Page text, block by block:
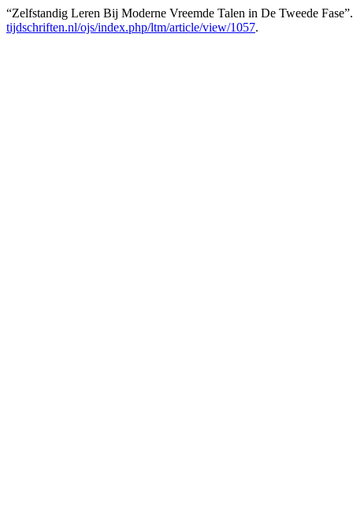
“Zelfstandig Leren Bij Moderne Vreemde Talen in De Tweede
tijdschriften.nl/ojs/index.php/ltm/article/view/1057.